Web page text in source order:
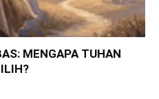
MENGAPA TUHAN